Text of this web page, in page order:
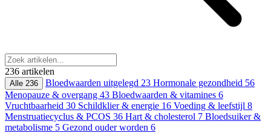
236 artikelen
Alle 236 Bloedwaarden uitgelegd 23 Hormonale gezondheid 56
Menopauze & overgang 43 Bloedwaarden & vitamines 6
Vruchtbaarheid 30 Schildklier & energie 16 Voeding & leefstijl 8
Menstruatiecyclus & PCOS 36 Hart & cholesterol 7 Bloedsuiker &
metabolisme 5 Gezond ouder worden 6